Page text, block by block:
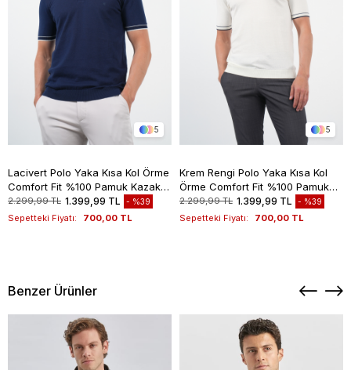
5
Lacivert Polo Yaka Kısa Kol Örme
Comfort Fit %100 Pamuk Kazak
1012260151
2.299,99 TL 1.399,99 TL %39
Sepetteki Fiyatı: 700,00 TL
5
Krem Rengi Polo Yaka Kısa Kol
Örme Comfort Fit %100 Pamuk
Kazak 1012260151
2.299,99 TL 1.399,99 TL %39
Sepetteki Fiyatı: 700,00 TL
Benzer Ürünler